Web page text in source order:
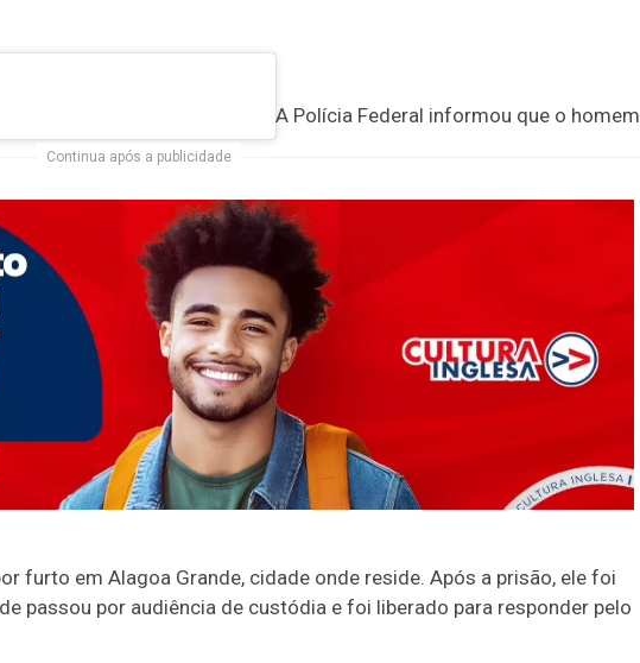
Continua após a publicidade
A Polícia Federal informou que o homem
furto em Alagoa Grande, cidade onde reside. Após a prisão, ele foi
passou por audiência de custódia e foi liberado para responder pelo